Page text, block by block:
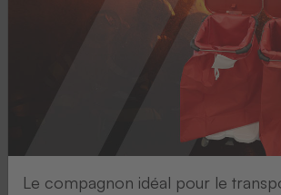
Le compagnon idéal pour le